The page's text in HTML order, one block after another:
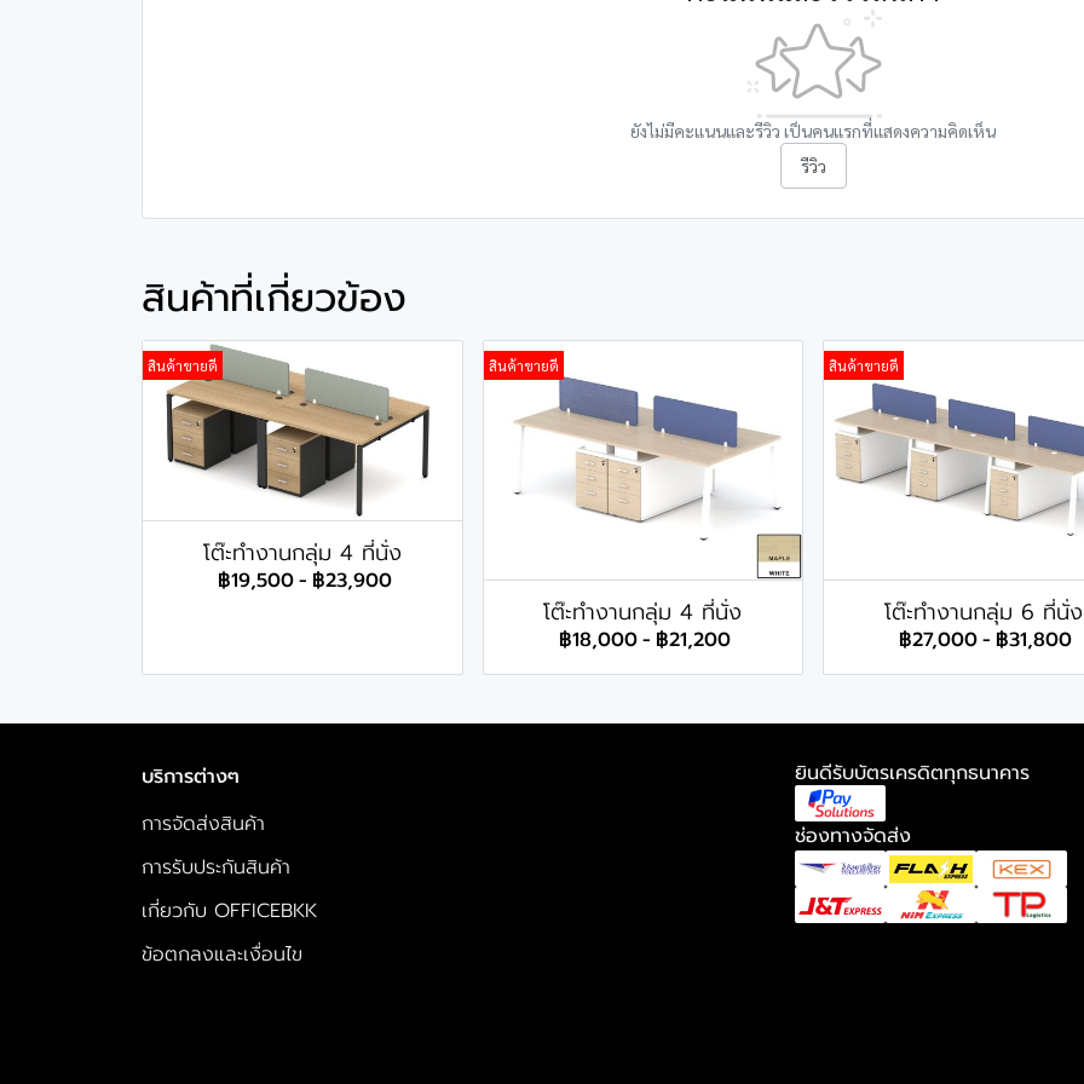
ยังไม่มีคะแนนและรีวิว เป็นคนแรกที่แสดงความคิดเห็น
รีวิว
สินค้าที่เกี่ยวข้อง
สินค้าขายดี
โต๊ะทำงานกลุ่ม 4 ที่นั่ง
฿19,500- ฿23,900
สินค้าขายดี
โต๊ะทำงานกลุ่ม 4 ที่นั่ง
฿18,000- ฿21,200
สินค้าขายดี
โต๊ะทำงานกลุ่ม 6 ที่นั่ง
฿27,000- ฿31,800
บริการต่างๆ
การจัดส่งสินค้า
การรับประกันสินค้า
เกี่ยวกับ OFFICEBKK
ข้อตกลงและเงื่อนไข
ยินดีรับบัตรเครดิตทุกธนาคาร
ช่องทางจัดส่ง